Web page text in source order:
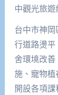
中觀光旅遊
台中市神
行道路燙
舍環境改
施、寵物
開設各項